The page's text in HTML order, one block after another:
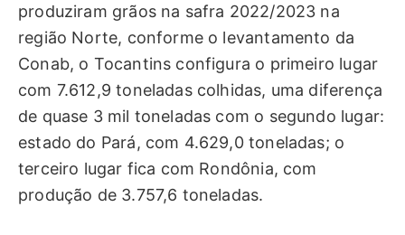
produziram grãos na safra 2022/2023 na
região Norte, conforme o levantamento da
Conab, o Tocantins configura o primeiro lugar
com 7.612,9 toneladas colhidas, uma diferença
de quase 3 mil toneladas com o segundo lugar:
estado do Pará, com 4.629,0 toneladas; o
terceiro lugar fica com Rondônia, com
produção de 3.757,6 toneladas.